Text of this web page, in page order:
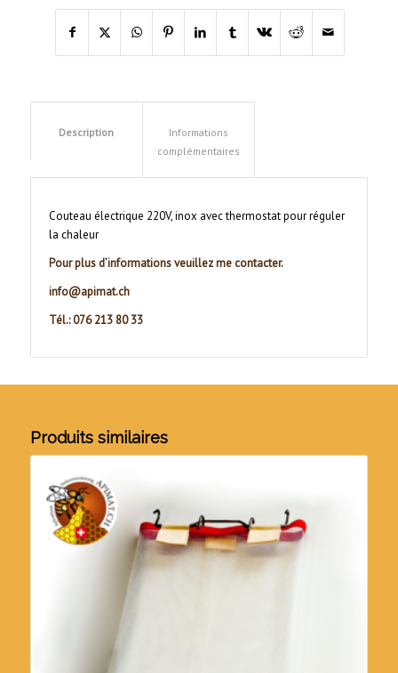
Description
Informations
complémentaires
Couteau électrique 220V, inox avec thermostat pour réguler
la chaleur
Pour plus d’informations veuillez me contacter.
info@apimat.ch
Tél.: 076 213 80 33
Produits similaires